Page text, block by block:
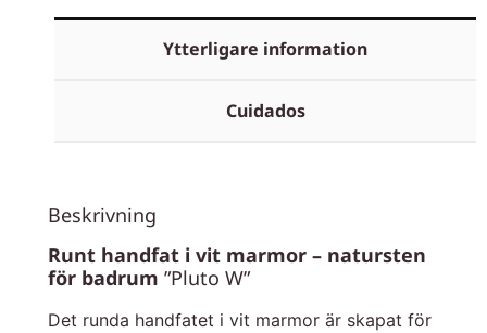
Ytterligare information
Cuidados
Beskrivning
Runt handfat i vit marmor – natursten
för badrum ”Pluto W”
Det runda handfatet i vit marmor är skapat för